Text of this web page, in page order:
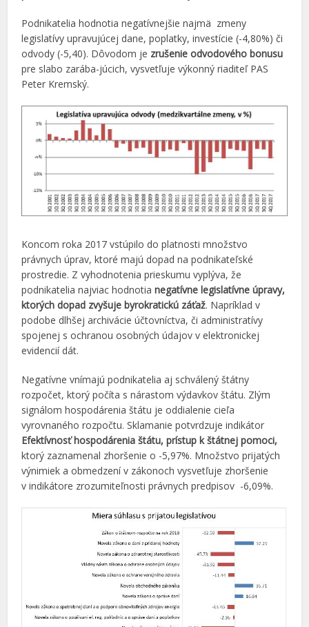
Podnikatelia hodnotia negatívnejšie najmä zmeny
legislatívy upravujúcej dane, poplatky, investície (-4,80%) či
odvody (-5,40). Dôvodom je zrušenie odvodového bonusu
pre slabo zarába-júcich, vysvetľuje výkonný riaditeľ PAS
Peter Kremský.
Koncom roka 2017 vstúpilo do platnosti množstvo
právnych úprav, ktoré majú dopad na podnikateľské
prostredie. Z vyhodnotenia prieskumu vyplýva, že
podnikatelia najviac hodnotianegatívne legislatívne úpravy,
ktorých dopad zvyšuje byrokratickú záťaž. Napríklad v
podobe dlhšej archivácie účtovníctva, či administratívy
spojenej s ochranou osobných údajov v elektronickej
evidencií dát.
Negatívne vnímajú podnikatelia aj schválený štátny
rozpočet, ktorý počíta s nárastom výdavkov štátu. Zlým
signálom hospodárenia štátu je oddialenie cieľa
vyrovnaného rozpočtu. Sklamanie potvrdzuje indikátor
Efektívnosť hospodárenia štátu, prístup k štátnej pomoci,
ktorý zaznamenal zhoršenie o -5,97%. Množstvo prijatých
výnimiek a obmedzení v zákonoch vysvetľuje zhoršenie
v indikátore zrozumiteľnosti právnych predpisov -6,09%.